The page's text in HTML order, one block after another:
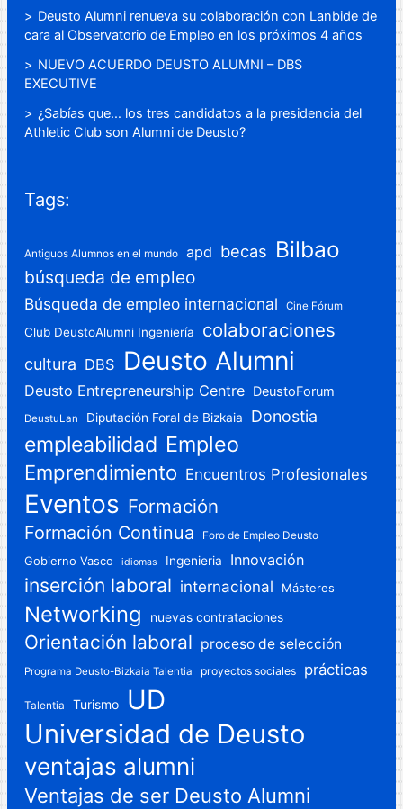
Deusto Alumni renueva su colaboración con Lanbide de
cara al Observatorio de Empleo en los próximos 4 años
NUEVO ACUERDO DEUSTO ALUMNI – DBS
EXECUTIVE
¿Sabías que… los tres candidatos a la presidencia del
Athletic Club son Alumni de Deusto?
Tags:
Antiguos Alumnos en el mundo apd becas Bilbao
búsqueda de empleo
Búsqueda de empleo internacional Cine Fórum
Club DeustoAlumni Ingeniería colaboraciones
cultura DBS Deusto Alumni
Deusto Entrepreneurship Centre DeustoForum
DeustuLan Diputación Foral de Bizkaia Donostia
empleabilidad Empleo
Emprendimiento Encuentros Profesionales
Eventos Formación
Formación Continua Foro de Empleo Deusto
Gobierno Vasco idiomas Ingenieria Innovación
inserción laboral internacional Másteres
Networking nuevas contrataciones
Orientación laboral proceso de selección
Programa Deusto-Bizkaia Talentia proyectos sociales prácticas
Talentia Turismo
UD
Universidad de Deusto
ventajas alumni
Ventajas de ser Deusto Alumni